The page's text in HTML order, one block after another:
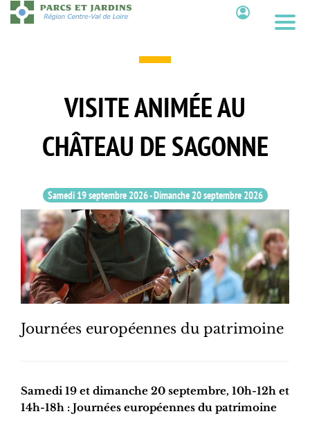
Aller
au
VISITE ANIMÉE AU
CHÂTEAU DE SAGONNE
Samedi 19 septembre 2026-Dimanche 20 septembre 2026
Journées européennes du patrimoine
Samedi 19 et dimanche 20 septembre, 10h-12h et
14h-18h : Journées européennes du patrimoine